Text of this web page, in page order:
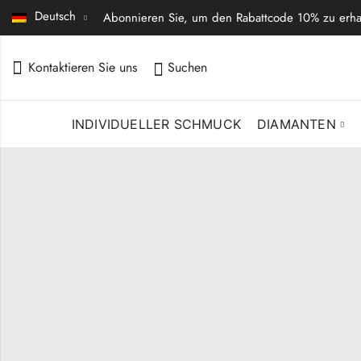
Deutsch Abonnieren Sie, um den Rabattcode 10% zu
Kontaktieren Sie uns Suchen
INDIVIDUELLER SCHMUCK DIAMANTEN